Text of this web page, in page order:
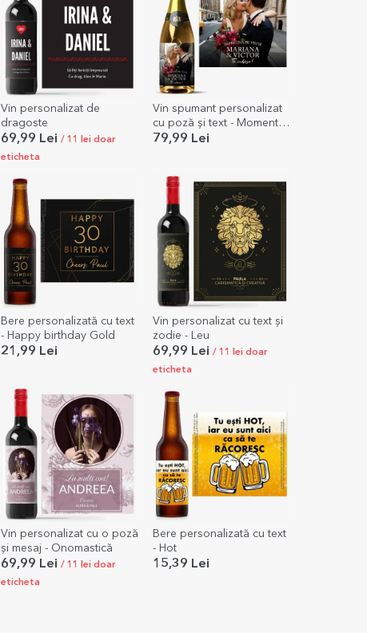
Vin personalizat de
dragoste
69,99 Lei / 11 lei doar
eticheta
Vin spumant personalizat
cu poză și text - Momente
pretioase
79,99 Lei
Bere personalizată cu text
- Happy birthday Gold
21,99 Lei
Vin personalizat cu text și
zodie - Leu
69,99 Lei/ 11 lei doar
eticheta
Vin personalizat cu o poză
și mesaj - Onomastică
69,99 Lei / 11 lei doar
eticheta
Bere personalizată cu text
- Hot
15,39 Lei